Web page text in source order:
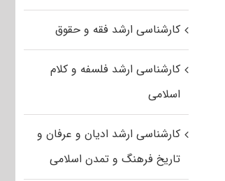
کارشناسی ارشد فقه و حقوق
کارشناسی ارشد فلسفه و کلام
اسلامی
کارشناسی ارشد ادیان و عرفان و
تاریخ فرهنگ و تمدن اسلامی